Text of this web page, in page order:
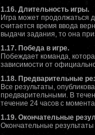
1.16. Длительность игры.
Игра может
считается время ввода
выдачи задания, то она
1.17. Победа в игре.
Побеждает команда,
зависимости от
1.18. Предварительные
Все результаты,
предварительными. В
течение 24 часов с
1.19. Окончательные
Окончательные